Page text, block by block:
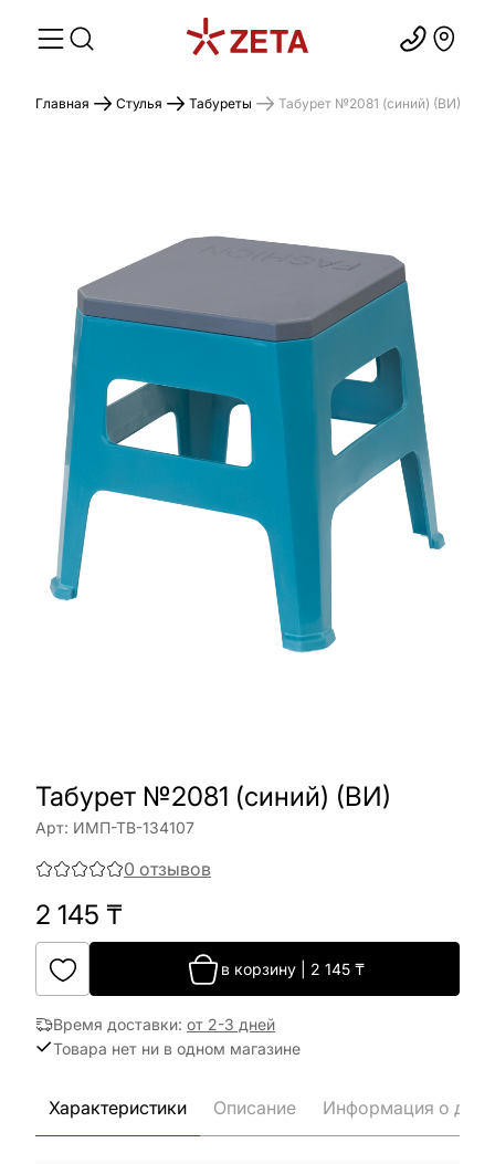
Главная Стулья Табуреты Табурет №2081 (синий) (ВИ)
Табурет №2081 (синий) (ВИ)
Арт: ИМП-ТВ-134107
0 отзывов
2 145 ₸
в корзину| 2 145₸
Время доставки: от 2-3 дней
Товара нет ни в одном магазине
Характеристики Описание Информация о